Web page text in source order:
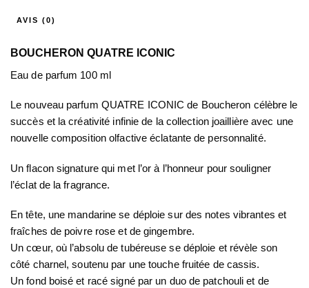
AVIS (0)
BOUCHERON QUATRE ICONIC
Eau de parfum 100 ml
Le nouveau parfum QUATRE ICONIC de Boucheron célèbre le
succès et la créativité infinie de la collection joaillière avec une
nouvelle composition olfactive éclatante de personnalité.
Un flacon signature qui met l’or à l’honneur pour souligner
l’éclat de la fragrance.
En tête, une mandarine se déploie sur des notes vibrantes et
fraîches de poivre rose et de gingembre.
Un cœur, où l’absolu de tubéreuse se déploie et révèle son
côté charnel, soutenu par une touche fruitée de cassis.
Un fond boisé et racé signé par un duo de patchouli et de